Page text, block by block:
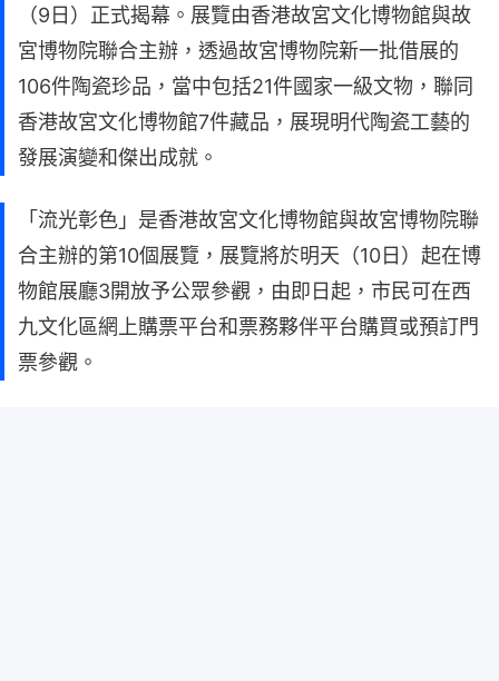
（9日）正式揭幕。展覽由香港故宮文化博物館與故
宮博物院聯合主辦，透過故宮博物院新一批借展的
106件陶瓷珍品，當中包括21件國家一級文物，聯同
香港故宮文化博物館7件藏品，展現明代陶瓷工藝的
發展演變和傑出成就。
「流光彰色」是香港故宮文化博物館與故宮博物院聯
合主辦的第10個展覽，展覽將於明天（10日）起在博
物館展廳3開放予公眾參觀，由即日起，市民可在西
九文化區網上購票平台和票務夥伴平台購買或預訂門
票參觀。